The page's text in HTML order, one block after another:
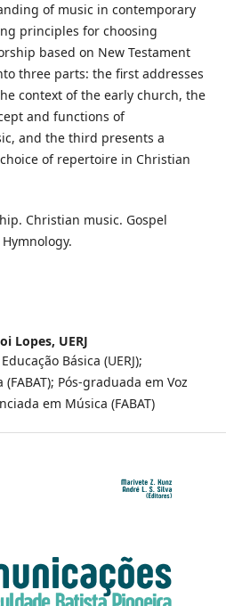
of music in contemporary
principles for choosing
based on New Testament
three parts: the first addresses
context of the early church, the
and functions of
and the third presents a
of repertoire in Christian
Christian music. Gospel
Lopes, UERJ
Básica (UERJ);
Pós-graduada em Voz
em Música (FABAT)